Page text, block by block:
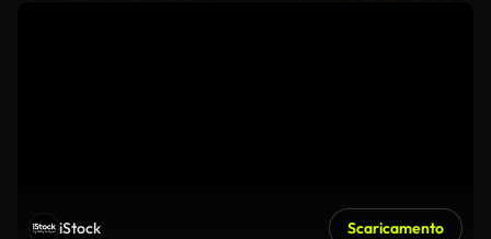
iStock Scaricamento